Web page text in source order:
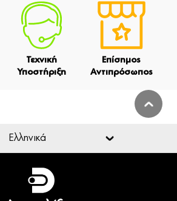
Τεχνική
Υποστήριξη
Επίσημος
Αντιπρόσωπος
Ελληνικά
Ελληνικά
English